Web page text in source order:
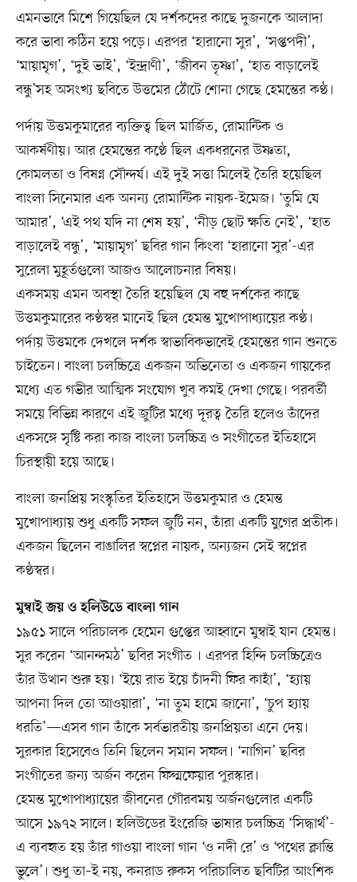
এমনভাবে মিশে গিয়েছিল যে দর্শকদের কাছে দুজনকে আলাদা
করে ভাবা কঠিন হয়ে পড়ে। এরপর ‘হারানো সুর’, ‘সপ্তপদী’,
‘মায়ামৃগ’, ‘দুই ভাই’, ‘ইন্দ্রাণী’, ‘জীবন তৃষ্ণা’, ‘হাত বাড়ালেই
বন্ধু’সহ অসংখ্য ছবিতে উত্তমের ঠোঁটে শোনা গেছে হেমন্তের কণ্ঠ।
পর্দায় উত্তমকুমারের ব্যক্তিত্ব ছিল মার্জিত, রোমান্টিক ও
আকর্ষণীয়। আর হেমন্তের কণ্ঠে ছিল একধরনের উষ্ণতা,
কোমলতা ও বিষণ্ন সৌন্দর্য। এই দুই সত্তা মিলেই তৈরি হয়েছিল
বাংলা সিনেমার এক অনন্য রোমান্টিক নায়ক-ইমেজ। ‘তুমি যে
আমার’, ‘এই পথ যদি না শেষ হয়’, ‘নীড় ছোট ক্ষতি নেই’, ‘হাত
বাড়ালেই বন্ধু’, ‘মায়ামৃগ’ ছবির গান কিংবা ‘হারানো সুর’-এর
সুরেলা মুহূর্তগুলো আজও আলোচনার বিষয়।
একসময় এমন অবস্থা তৈরি হয়েছিল যে বহু দর্শকের কাছে
উত্তমকুমারের কণ্ঠস্বর মানেই ছিল হেমন্ত মুখোপাধ্যায়ের কণ্ঠ।
পর্দায় উত্তমকে দেখলে দর্শক স্বাভাবিকভাবেই হেমন্তের গান শুনতে
চাইতেন। বাংলা চলচ্চিত্রে একজন অভিনেতা ও একজন গায়কের
মধ্যে এত গভীর আত্মিক সংযোগ খুব কমই দেখা গেছে। পরবর্তী
সময়ে বিভিন্ন কারণে এই জুটির মধ্যে দূরত্ব তৈরি হলেও তাঁদের
একসঙ্গে সৃষ্টি করা কাজ বাংলা চলচ্চিত্র ও সংগীতের ইতিহাসে
চিরস্থায়ী হয়ে আছে।
বাংলা জনপ্রিয় সংস্কৃতির ইতিহাসে উত্তমকুমার ও হেমন্ত
মুখোপাধ্যায় শুধু একটি সফল জুটি নন, তাঁরা একটি যুগের প্রতীক।
একজন ছিলেন বাঙালির স্বপ্নের নায়ক, অন্যজন সেই স্বপ্নের
কণ্ঠস্বর।
মুম্বাই জয় ও হলিউডে বাংলা গান
১৯৫১ সালে পরিচালক হেমেন গুপ্তের আহ্বানে মুম্বাই যান হেমন্ত।
সুর করেন ‘আনন্দমঠ’ ছবির সংগীত । এরপর হিন্দি চলচ্চিত্রেও
তাঁর উত্থান শুরু হয়। ‘ইয়ে রাত ইয়ে চাঁদনী ফির কাহাঁ’, ‘হ্যায়
আপনা দিল তো আওয়ারা’, ‘না তুম হামে জানো’, ‘চুপ হ্যায়
ধরতি’—এসব গান তাঁকে সর্বভারতীয় জনপ্রিয়তা এনে দেয়।
সুরকার হিসেবেও তিনি ছিলেন সমান সফল। ‘নাগিন’ ছবির
সংগীতের জন্য অর্জন করেন ফিল্মফেয়ার পুরস্কার।
হেমন্ত মুখোপাধ্যায়ের জীবনের গৌরবময় অর্জনগুলোর একটি
আসে ১৯৭২ সালে। হলিউডের ইংরেজি ভাষার চলচ্চিত্র ‘সিদ্ধার্থ’-
এ ব্যবহৃত হয় তাঁর গাওয়া বাংলা গান ‘ও নদী রে’ ও ‘পথের ক্লান্তি
ভুলে’। শুধু তা–ই নয়, কনরাড রুকস পরিচালিত ছবিটির আংশিক